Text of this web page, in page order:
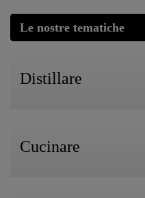
Le nostre tematiche
Distillare
Cucinare